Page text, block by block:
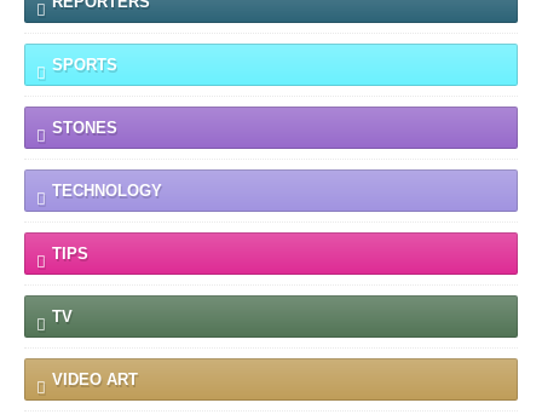
SPORTS
STONES
TECHNOLOGY
TIPS
TV
VIDEO ART